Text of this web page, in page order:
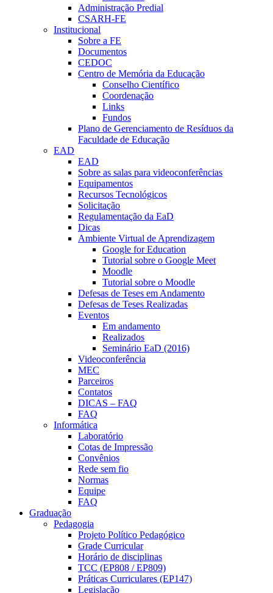
Administração Predial
CSARH-FE
Institucional
Sobre a FE
Documentos
CEDOC
Centro de Memória da Educação
Conselho Científico
Coordenação
Links
Fundos
Plano de Gerenciamento de Resíduos da
Faculdade de Educação
EAD
EAD
Sobre as salas para videoconferências
Equipamentos
Recursos Tecnológicos
Solicitação
Regulamentação da EaD
Dicas
Ambiente Virtual de Aprendizagem
Google for Education
Tutorial sobre o Google Meet
Moodle
Tutorial sobre o Moodle
Defesas de Teses em Andamento
Defesas de Teses Realizadas
Eventos
Em andamento
Realizados
Seminário EaD (2016)
Videoconferência
MEC
Parceiros
Contatos
DICAS – FAQ
FAQ
Informática
Laboratório
Cotas de Impressão
Convênios
Rede sem fio
Normas
Equipe
FAQ
Graduação
Pedagogia
Projeto Político Pedagógico
Grade Curricular
Horário de disciplinas
TCC (EP808 / EP809)
Práticas Curriculares (EP147)
Legislação